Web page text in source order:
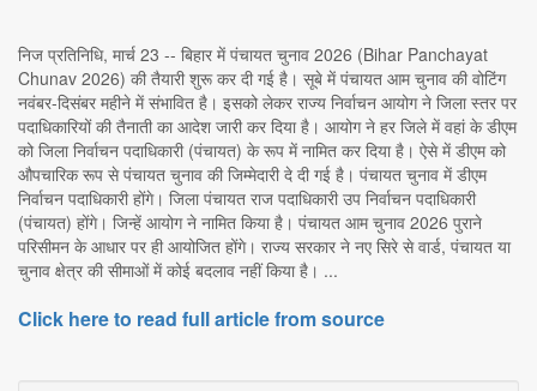
निज प्रतिनिधि, मार्च 23 -- बिहार में पंचायत चुनाव 2026 (Bihar Panchayat
Chunav 2026) की तैयारी शुरू कर दी गई है। सूबे में पंचायत आम चुनाव की वोटिंग
नवंबर-दिसंबर महीने में संभावित है। इसको लेकर राज्य निर्वाचन आयोग ने जिला स्तर पर
पदाधिकारियों की तैनाती का आदेश जारी कर दिया है। आयोग ने हर जिले में वहां के डीएम
को जिला निर्वाचन पदाधिकारी (पंचायत) के रूप में नामित कर दिया है। ऐसे में डीएम को
औपचारिक रूप से पंचायत चुनाव की जिम्मेदारी दे दी गई है। पंचायत चुनाव में डीएम
निर्वाचन पदाधिकारी होंगे। जिला पंचायत राज पदाधिकारी उप निर्वाचन पदाधिकारी
(पंचायत) होंगे। जिन्हें आयोग ने नामित किया है। पंचायत आम चुनाव 2026 पुराने
परिसीमन के आधार पर ही आयोजित होंगे। राज्य सरकार ने नए सिरे से वार्ड, पंचायत या
चुनाव क्षेत्र की सीमाओं में कोई बदलाव नहीं किया है। ...
Click here to read full article from source